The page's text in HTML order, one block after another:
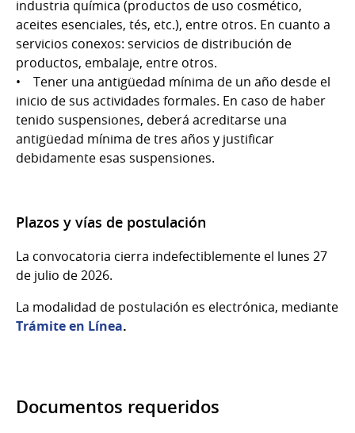
industria química (productos de uso cosmético,
aceites esenciales, tés, etc.), entre otros. En cuanto a
servicios conexos: servicios de distribución de
productos, embalaje, entre otros.
• Tener una antigüedad mínima de un año desde el
inicio de sus actividades formales. En caso de haber
tenido suspensiones, deberá acreditarse una
antigüedad mínima de tres años y justificar
debidamente esas suspensiones.
Plazos y vías de postulación
La convocatoria cierra indefectiblemente el lunes 27
de julio de 2026.
La modalidad de postulación es electrónica, mediante
Trámite en Línea.
Documentos requeridos